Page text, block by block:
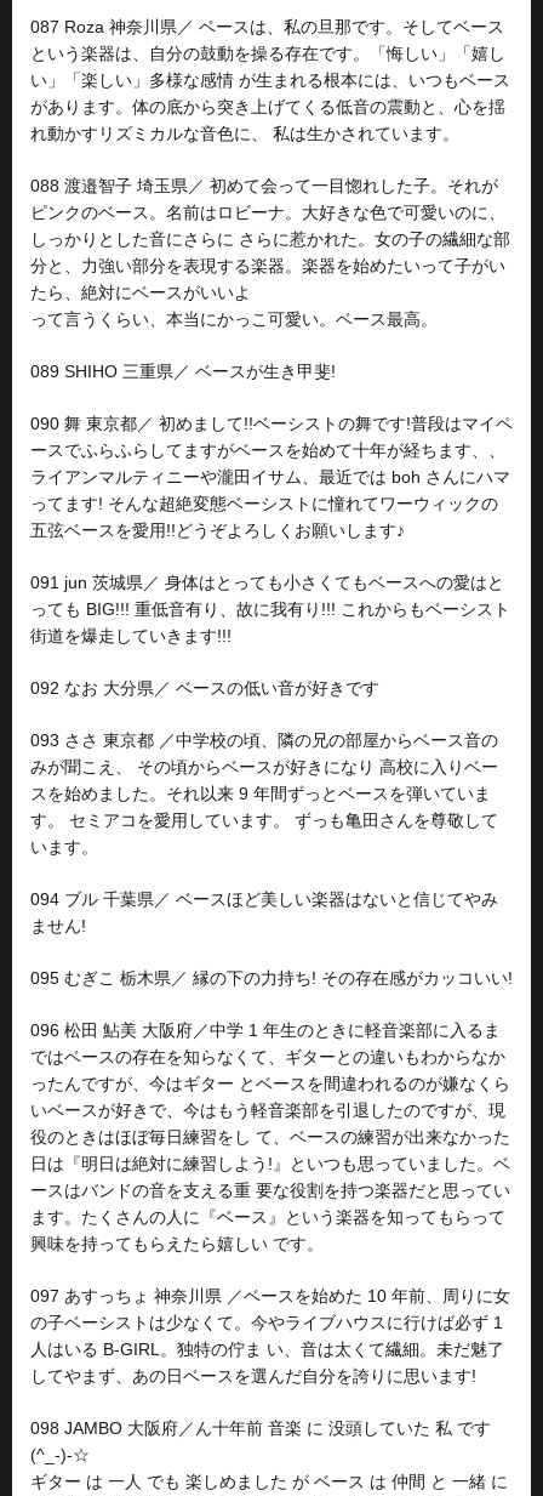
087 Roza 神奈川県／ ベースは、私の旦那です。そしてベース
という楽器は、自分の鼓動を操る存在です。「悔しい」「嬉し
い」「楽しい」多様な感情 が生まれる根本には、いつもベース
があります。体の底から突き上げてくる低音の震動と、心を揺
れ動かすリズミカルな音色に、 私は生かされています。
088 渡邉智子 埼玉県／ 初めて会って一目惚れした子。それが
ピンクのベース。名前はロビーナ。大好きな色で可愛いのに、
しっかりとした音にさらに さらに惹かれた。女の子の繊細な部
分と、力強い部分を表現する楽器。楽器を始めたいって子がい
たら、絶対にベースがいいよ
って言うくらい、本当にかっこ可愛い。ベース最高。
089 SHIHO 三重県／ ベースが生き甲斐!
090 舞 東京都／ 初めまして!!ベーシストの舞です!普段はマイペ
ースでふらふらしてますがベースを始めて十年が経ちます、、
ライアンマルティニーや瀧田イサム、最近では boh さんにハマ
ってます! そんな超絶変態ベーシストに憧れてワーウィックの
五弦ベースを愛用!!どうぞよろしくお願いします♪
091 jun 茨城県／ 身体はとっても小さくてもベースへの愛はと
っても BIG!!! 重低音有り、故に我有り!!! これからもベーシスト
街道を爆走していきます!!!
092 なお 大分県／ ベースの低い音が好きです
093 ささ 東京都 ／中学校の頃、隣の兄の部屋からベース音の
みが聞こえ、 その頃からベースが好きになり 高校に入りベー
スを始めました。それ以来 9 年間ずっとベースを弾いていま
す。 セミアコを愛用しています。 ずっも亀田さんを尊敬して
います。
094 ブル 千葉県／ ベースほど美しい楽器はないと信じてやみ
ません!
095 むぎこ 栃木県／ 縁の下の力持ち! その存在感がカッコいい!
096 松田 鮎美 大阪府／中学 1 年生のときに軽音楽部に入るま
ではベースの存在を知らなくて、ギターとの違いもわからなか
ったんですが、今はギター とベースを間違われるのが嫌なくら
いベースが好きで、今はもう軽音楽部を引退したのですが、現
役のときはほぼ毎日練習をし て、ベースの練習が出来なかった
日は『明日は絶対に練習しよう!』といつも思っていました。ベ
ースはバンドの音を支える重 要な役割を持つ楽器だと思ってい
ます。たくさんの人に『ベース』という楽器を知ってもらって
興味を持ってもらえたら嬉しい です。
097 あすっちょ 神奈川県 ／ベースを始めた 10 年前、周りに女
の子ベーシストは少なくて。今やライブハウスに行けば必ず 1
人はいる B-GIRL。独特の佇ま い、音は太くて繊細。未だ魅了
してやまず、あの日ベースを選んだ自分を誇りに思います!
098 JAMBO 大阪府／ん十年前 音楽 に 没頭していた 私 です
(^_-)-☆
ギター は 一人 でも 楽しめました が ベース は 仲間 と 一緒 に